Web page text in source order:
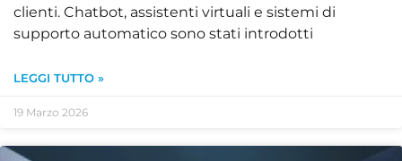
clienti. Chatbot, assistenti virtuali e sistemi di
supporto automatico sono stati introdotti
LEGGI TUTTO »
19 Marzo 2026